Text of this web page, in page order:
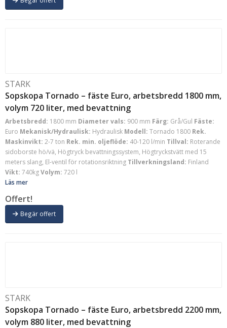
STARK
Sopskopa Tornado – fäste Euro, arbetsbredd 1800 mm,
volym 720 liter, med bevattning
Arbetsbredd: 1800 mm Diameter vals: 900 mm Färg: Grå/Gul Fäste:
Euro Mekanisk/Hydraulisk: Hydraulisk Modell: Tornado 1800 Rek.
Maskinvikt: 2-7 ton Rek. min. oljeflöde: 40-120 l/min Tillval: Roterande
sidoborste hö/vä, Högtryck bevattningssystem, Högtryckstvätt med 15
meters slang, El-ventil för rotationsriktning Tillverkningsland: Finland
Vikt: 740kgVolym: 720 l
Läs mer
Offert!
Begär offert
STARK
Sopskopa Tornado – fäste Euro, arbetsbredd 2200 mm,
volym 880 liter, med bevattning